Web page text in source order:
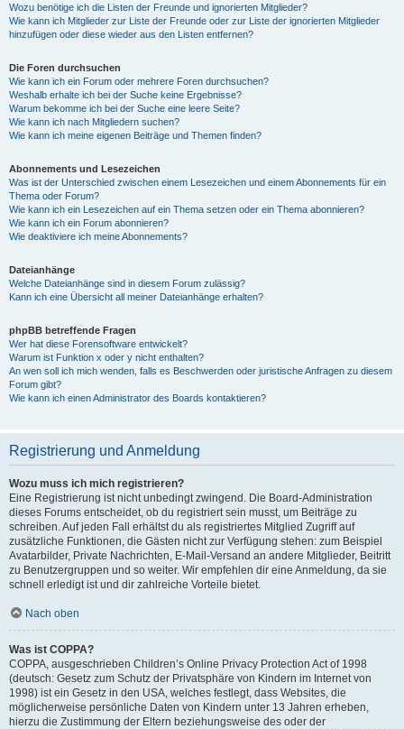
Wozu benötige ich die Listen der Freunde und ignorierten Mitglieder?
Wie kann ich Mitglieder zur Liste der Freunde oder zur Liste der ignorierten Mitglieder
hinzufügen oder diese wieder aus den Listen entfernen?
Die Foren durchsuchen
Wie kann ich ein Forum oder mehrere Foren durchsuchen?
Weshalb erhalte ich bei der Suche keine Ergebnisse?
Warum bekomme ich bei der Suche eine leere Seite?
Wie kann ich nach Mitgliedern suchen?
Wie kann ich meine eigenen Beiträge und Themen finden?
Abonnements und Lesezeichen
Was ist der Unterschied zwischen einem Lesezeichen und einem Abonnements für ein
Thema oder Forum?
Wie kann ich ein Lesezeichen auf ein Thema setzen oder ein Thema abonnieren?
Wie kann ich ein Forum abonnieren?
Wie deaktiviere ich meine Abonnements?
Dateianhänge
Welche Dateianhänge sind in diesem Forum zulässig?
Kann ich eine Übersicht all meiner Dateianhänge erhalten?
phpBB betreffende Fragen
Wer hat diese Forensoftware entwickelt?
Warum ist Funktion x oder y nicht enthalten?
An wen soll ich mich wenden, falls es Beschwerden oder juristische Anfragen zu diesem
Forum gibt?
Wie kann ich einen Administrator des Boards kontaktieren?
Registrierung und Anmeldung
Wozu muss ich mich registrieren?
Eine Registrierung ist nicht unbedingt zwingend. Die Board-Administration
dieses Forums entscheidet, ob du registriert sein musst, um Beiträge zu
schreiben. Auf jeden Fall erhältst du als registriertes Mitglied Zugriff auf
zusätzliche Funktionen, die Gästen nicht zur Verfügung stehen: zum Beispiel
Avatarbilder, Private Nachrichten, E-Mail-Versand an andere Mitglieder, Beitritt
zu Benutzergruppen und so weiter. Wir empfehlen dir eine Anmeldung, da sie
schnell erledigt ist und dir zahlreiche Vorteile bietet.
Nach oben
Was ist COPPA?
COPPA, ausgeschrieben Children’s Online Privacy Protection Act of 1998
(deutsch: Gesetz zum Schutz der Privatsphäre von Kindern im Internet von
1998) ist ein Gesetz in den USA, welches festlegt, dass Websites, die
möglicherweise persönliche Daten von Kindern unter 13 Jahren erheben,
hierzu die Zustimmung der Eltern beziehungsweise des oder der